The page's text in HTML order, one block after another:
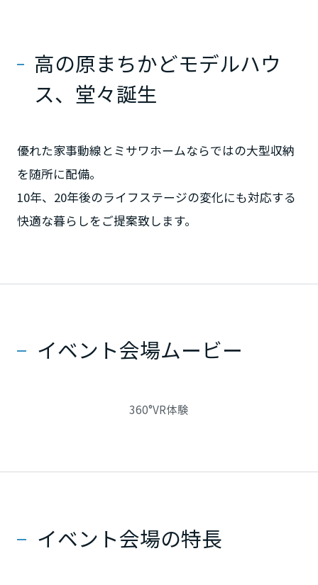
高の原まちかどモデルハウ
ス、堂々誕生
優れた家事動線とミサワホームならではの大型収納
を随所に配備。
10年、20年後のライフステージの変化にも対応する
快適な暮らしをご提案致します。
イベント会場ムービー
360°VR体験
イベント会場の特長
富山県
山梨県